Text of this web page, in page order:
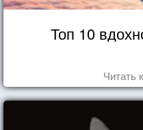
Топ 10
Читать